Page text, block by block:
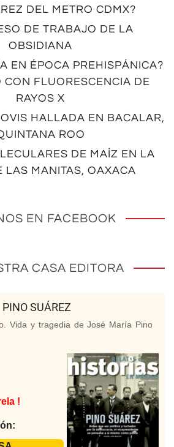
DEL METRO CDMX?
DE TRABAJO DE LA
OBSIDIANA
EN ÉPOCA PREHISPÁNICA?
CON FLUORESCENCIA DE
RAYOS X
HALLADA EN BACALAR,
ROO
DE MAÍZ EN LA
LAS MANITAS, OAXACA
EN FACEBOOK
CASA EDITORA
PINO SUÁREZ
Vida y tragedia de José María Pino
!